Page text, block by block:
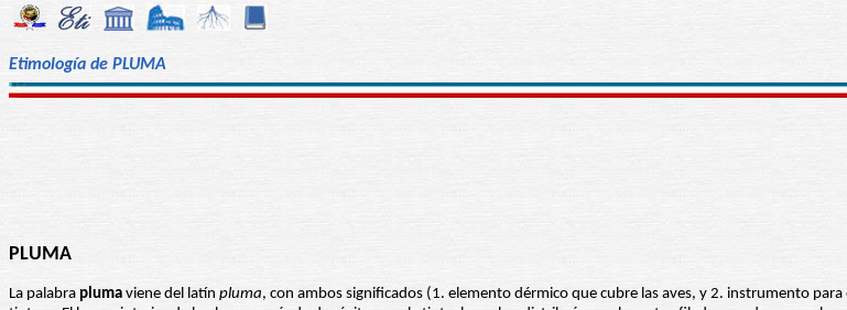
Etimología de PLUMA
PLUMA
La palabra pluma viene del latín pluma, con ambos significados (1. elemento dérmico que cubre las aves, y 2. instrumento